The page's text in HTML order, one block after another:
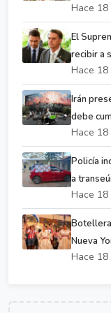
Hace 18
El
recibir a
Hace 18
Irán
debe
Hace 18
Policía
a
Hace 18
Nueva
Hace 18